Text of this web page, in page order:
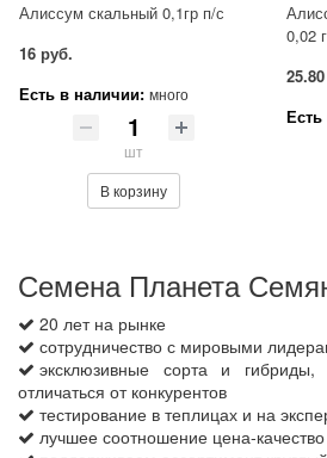
Алиссум скальный 0,1гр п/с
16 руб.
Есть в наличии: много
шт
В корзину
0,02
Семена Планета
20 лет на рынке
сотрудничество с мировыми
эксклюзивные сорта и
отличаться от конкурентов
тестирование в теплицах и на
лучшее соотношение цена-качество